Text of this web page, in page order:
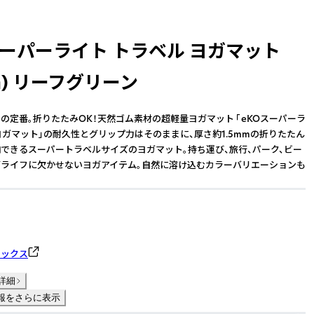
パーライト トラベル ヨガマット
リーフグリーン
定番。折りたたみOK！天然ゴム素材の超軽量ヨガマット 「eKOスーパーラ
ガマット」の耐久性とグリップ力はそのままに、厚さ約1.5mmの折りたたん
きるスーパートラベルサイズのヨガマット。持ち運び、旅行、パーク、ビー
イフに欠かせないヨガアイテム。自然に溶け込むカラーバリエーションも
クス
細
をさらに表示